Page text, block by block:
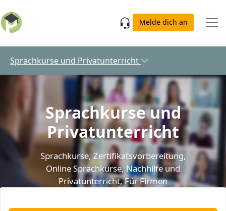
Melde dich an
Sprachkurse und Privatunterricht
Sprachkurse und
Privatunterricht
Sprachkurse,Zertifikatsvorbereitung,
Online Sprachkurse, Nachhilfe und
Privatunterricht,Für Firmen